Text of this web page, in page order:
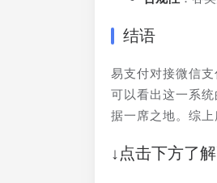
结语
易支付对接微信
可以看出这一系
据一席之地。综
↓点击下方了